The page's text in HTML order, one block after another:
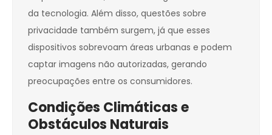
da tecnologia. Além disso, questões sobre
privacidade também surgem, já que esses
dispositivos sobrevoam áreas urbanas e podem
captar imagens não autorizadas, gerando
preocupações entre os consumidores.
Condições Climáticas e
Obstáculos Naturais